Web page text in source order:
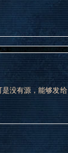
没有源，能够发给